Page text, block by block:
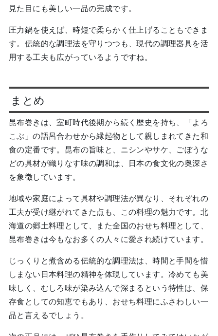
見た目にも美しい一品の完成です。
圧力鍋を使えば、時短で柔らかく仕上げることもできま
す。伝統的な調理法を守りつつも、現代の調理器具を活
用する工夫も広がっているようですね。
まとめ
昆布巻きは、室町時代後期から続く歴史を持ち、「よろ
こぶ」の語呂合わせから縁起物として親しまれてきた和
食の定番です。昆布の旨味と、ニシンやサケ、ごぼうな
どの具材が織りなす味の調和は、日本の食文化の奥深さ
を象徴しています。
地域や家庭によって具材や調理法が異なり、それぞれの
工夫が受け継がれてきた点も、この料理の魅力です。北
海道の郷土料理として、また全国のおせち料理として、
昆布巻きは今もなお多くの人々に愛され続けています。
じっくりと煮含める伝統的な調理法は、時間と手間を惜
しまない日本料理の精神を体現しています。冷めても美
味しく、むしろ味が染み込んで深まるという特性は、保
存食としての知恵でもあり、おせち料理にふさわしい一
品と言えるでしょう。